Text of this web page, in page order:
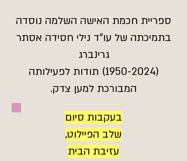
ספריית חכמת האישה השלמה נוסדה
בתמיכתה של עו"ד נילי חסידה אסתר
גרינברג
(1950-2024)
תודות לפעילותה
המבורכת למען צדק.
בעקבות סיום
שלב הפיילוט,
עזיבת הבית